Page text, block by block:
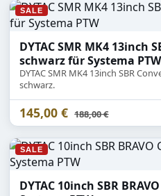
SALE
DYTAC SMR MK4 13inch
schwarz für Systema PTW
DYTAC SMR MK4 13inch SBR
schwarz.
145,00 € Statt
188,00 €
SALE
DYTAC 10inch SBR